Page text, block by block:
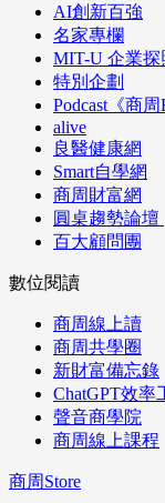
AI創新百強
名家專欄
MIT-U 企業探
特別企劃
Podcast《商周
alive
良醫健康網
Smart自學網
商周財富網
圓桌趨勢論壇
百大顧問團
數位閱讀
商周線上讀
商周共學圈
新財富備忘錄
ChatGPT效率
聲音商學院
商周線上課程
商周Store